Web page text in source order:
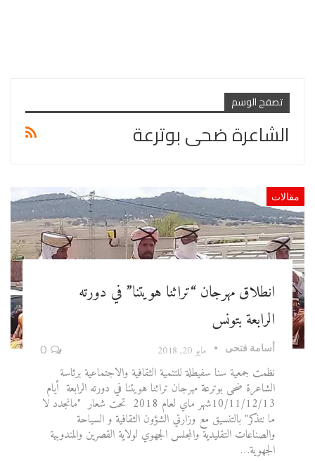
تصفح الوسم
الشاعرة ضحى بوترعة
مقالات
انطلاق مهرجان “تراثنا هويتنا” في دورته
الرابعة بتونس
أسامة فتحى مايو 20, 2018 0
نظمت جمعية سنا سفيطلة للتنمية الثقافية والاجتماعية برئاسة
الشاعرة ضحى بوترعة مهرجان تراثنا هويتنا في دورته الرابعة أيام
10/11/12/13شهر ماي لعام 2018 تحت شعار "مانجدد لا
ما نتذكر" بالتنسيق مع وزارتي الشؤون الثقافية و السياحة
والصناعات التقليدية والمجلس الجهوي لولاية القصرين والمندوبية
الجهوية…